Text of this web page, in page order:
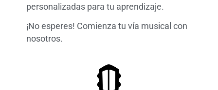
personalizadas para tu aprendizaje.
¡No esperes! Comienza tu vía musical con
nosotros.